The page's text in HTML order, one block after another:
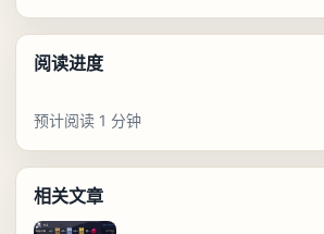
阅读进度
预计阅读 1 分钟
相关文章